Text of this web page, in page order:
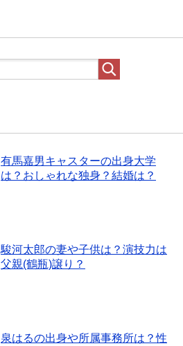
有馬嘉男キャスターの出身大学
は？おしゃれな独身？結婚は？
駿河太郎の妻や子供は？演技力は
父親(鶴瓶)譲り？
泉はるの出身や所属事務所は？性